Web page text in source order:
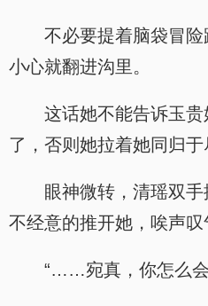
不必要提着脑袋冒
小心就翻进沟里。
这话她不能告诉玉
了，否则她拉着她同归于
眼神微转，清瑶双
不经意的推开她，唉声叹
“……宛真，你怎么会